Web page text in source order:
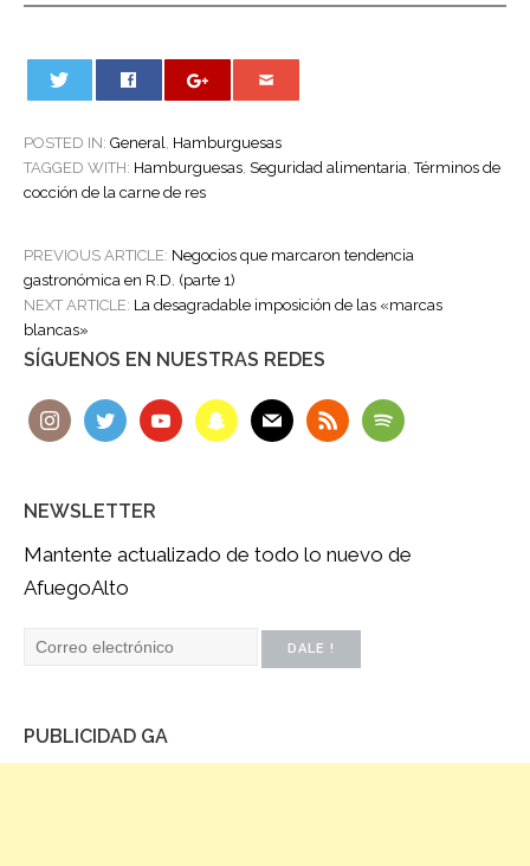
POSTED IN: General, Hamburguesas
TAGGED WITH: Hamburguesas, Seguridad alimentaria,Términos de
cocción de la carne de res
POST
NAVIGATION
PREVIOUS ARTICLE: Negocios que marcaron tendencia
gastronómica en R.D. (parte 1)
NEXT ARTICLE: La desagradable imposición de las «marcas
blancas»
SÍGUENOS EN NUESTRAS REDES
NEWSLETTER
Mantente actualizado de todo lo nuevo de
AfuegoAlto
PUBLICIDAD GA